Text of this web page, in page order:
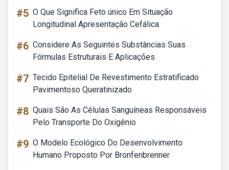
#5 O Que Significa Feto único Em Situação
Longitudinal Apresentação Cefálica
#6 Considere As Seguintes Substâncias Suas
Fórmulas Estruturais E Aplicações
#7 Tecido Epitelial De Revestimento Estratificado
Pavimentoso Queratinizado
#8 Quais São As Células Sanguíneas Responsáveis
Pelo Transporte Do Oxigênio
#9 O Modelo Ecológico Do Desenvolvimento
Humano Proposto Por Bronfenbrenner